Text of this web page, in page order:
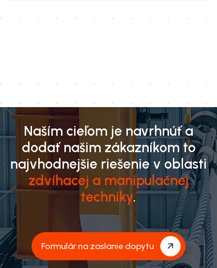
Naším cieľom je navrhnúť a
dodať našim zákazníkom to
najvhodnejšie riešenie v oblasti
zdvíhacej a manipulačnej
techniky.
Formulár na zaslanie dopytu